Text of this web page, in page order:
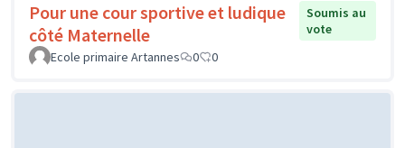
Pour une cour sportive et ludique
côté Maternelle
Soumis au
vote
Ecole primaire Artannes
0 0